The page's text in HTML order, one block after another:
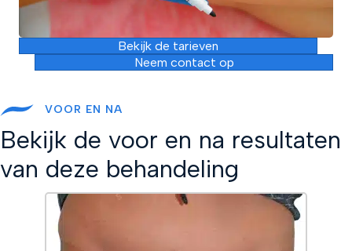
Bekijk de tarieven
Neem contact op
VOOR EN NA
Bekijk de voor en na resultaten
van deze behandeling